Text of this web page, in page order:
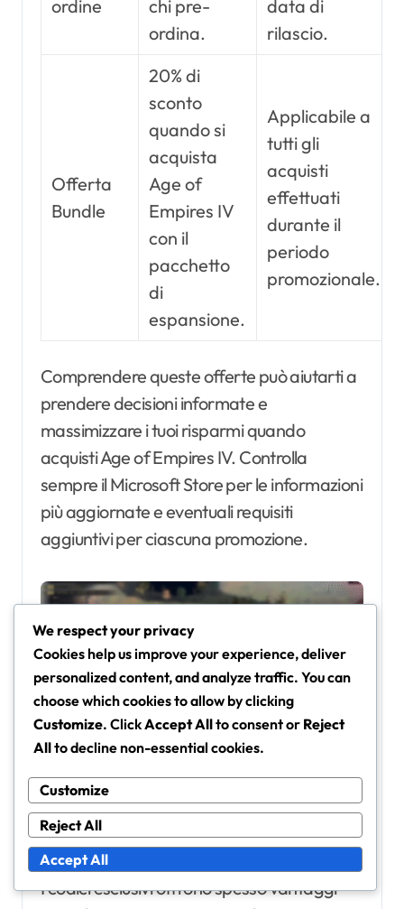
ordine
chi pre-
ordina.
data di
rilascio.
Offerta
Bundle
20% di
sconto
quando si
acquista
Age of
Empires IV
con il
pacchetto
di
espansione.
Applicabile a
tutti gli
acquisti
effettuati
durante il
periodo
promozionale.
Comprendere queste offerte può aiutarti a
prendere decisioni informate e
massimizzare i tuoi risparmi quando
acquisti Age of Empires IV. Controlla
sempre il Microsoft Store per le informazioni
più aggiornate e eventuali requisiti
aggiuntivi per ciascuna promozione.
Come si confrontano i codici
esclusivi con altre
promozioni?
I codici esclusivi offrono spesso vantaggi
We respect your privacy
Cookies help us improve your experience, deliver
personalized content, and analyze traffic. You can
choose which cookies to allow by clicking
Customize. ClickAccept Allto consent or Reject
Allto decline non-essential cookies.
Customize
Reject All
Accept All